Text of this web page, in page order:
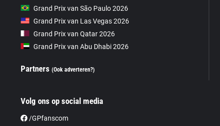
Grand Prix van São Paulo 2026
Grand Prix van Las Vegas 2026
Grand Prix van Qatar 2026
Grand Prix van Abu Dhabi 2026
Partners(Ook adverteren?)
Volg ons op social media
/GPfanscom